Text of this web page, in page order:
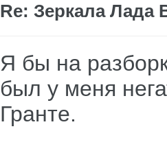
Re: Зеркала Лада
Я бы на
был у меня
Гранте.